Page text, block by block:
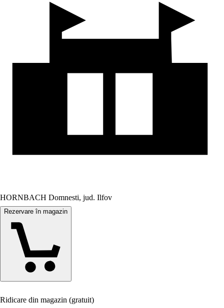
HORNBACH Domnesti, jud. Ilfov
Rezervare în magazin
Ridicare din magazin (gratuit)